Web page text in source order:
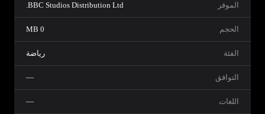
الموفر BBC Studios Distribution Ltd.‏
الحجم 0 MB
الفئة رياضة
التوافق —
اللغات —